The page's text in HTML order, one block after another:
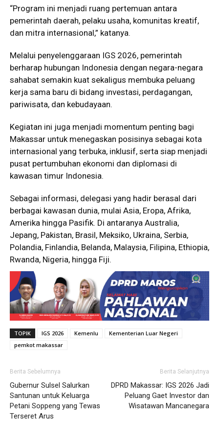
“Program ini menjadi ruang pertemuan antara
pemerintah daerah, pelaku usaha, komunitas kreatif,
dan mitra internasional,” katanya.
Melalui penyelenggaraan IGS 2026, pemerintah
berharap hubungan Indonesia dengan negara-negara
sahabat semakin kuat sekaligus membuka peluang
kerja sama baru di bidang investasi, perdagangan,
pariwisata, dan kebudayaan.
Kegiatan ini juga menjadi momentum penting bagi
Makassar untuk menegaskan posisinya sebagai kota
internasional yang terbuka, inklusif, serta siap menjadi
pusat pertumbuhan ekonomi dan diplomasi di
kawasan timur Indonesia.
Sebagai informasi, delegasi yang hadir berasal dari
berbagai kawasan dunia, mulai Asia, Eropa, Afrika,
Amerika hingga Pasifik. Di antaranya Australia,
Jepang, Pakistan, Brasil, Meksiko, Ukraina, Serbia,
Polandia, Finlandia, Belanda, Malaysia, Filipina, Ethiopia,
Rwanda, Nigeria, hingga Fiji.
TOPIK IGS 2026 Kemenlu
Kementerian Luar Negeri
pemkot makassar
Berita Sebelumnya
Gubernur Sulsel Salurkan
Santunan untuk Keluarga
Petani Soppeng yang Tewas
Terseret Arus
Berita Selanjutnya
DPRD Makassar: IGS 2026 Jadi
Peluang Gaet Investor dan
Wisatawan Mancanegara